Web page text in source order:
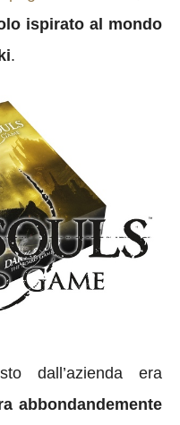
ispirato al mondo
.
dall’azienda era
abbondandemente